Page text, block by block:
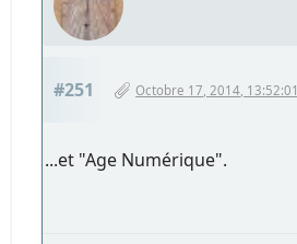
#251 Octobre 17, 2014, 13:52:01
...et "Age Numérique".